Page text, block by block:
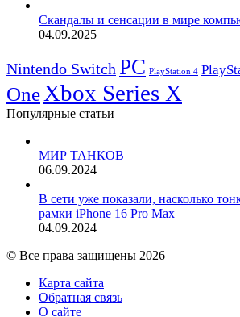
Скандалы и сенсации в мире
04.09.2025
Nintendo Switch PC PlayStation 4
OneXbox Series X
Популярные статьи
МИР ТАНКОВ
06.09.2024
В сети уже показали, насколько
рамки iPhone 16 Pro Max
04.09.2024
© Все права защищены 2026
Карта сайта
Обратная связь
О сайте